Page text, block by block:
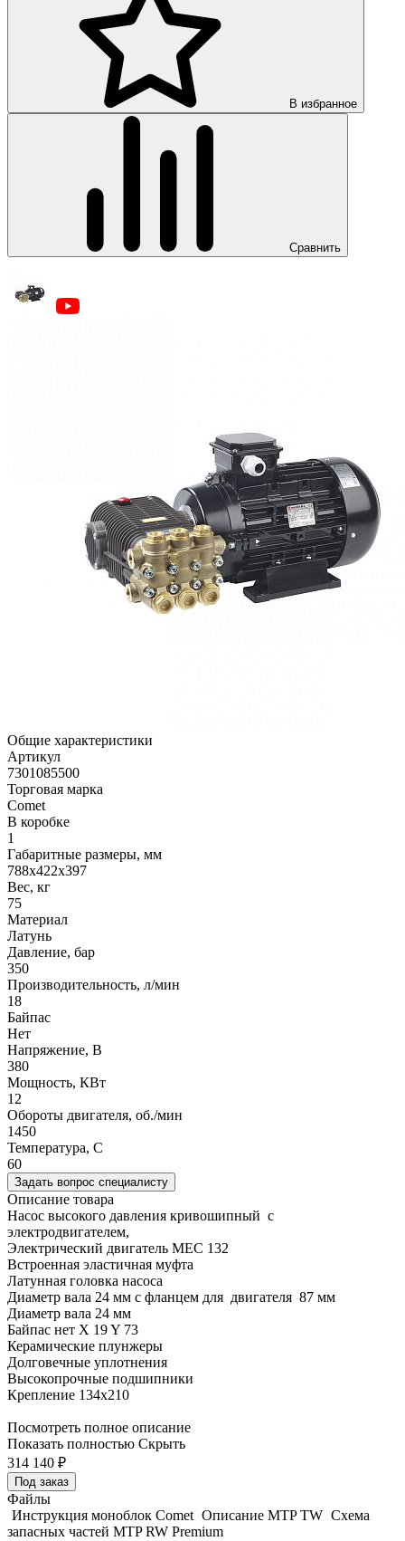
В избранное
Сравнить
Общие характеристики
Артикул
7301085500
Торговая марка
Comet
В коробке
1
Габаритные размеры, мм
788x422x397
Вес, кг
75
Материал
Латунь
Давление, бар
350
Производительность, л/мин
18
Байпас
Нет
Напряжение, В
380
Мощность, КВт
12
Обороты двигателя, об./мин
1450
Температура, C
60
Задать вопрос специалисту
Описание товара
Насос высокого давления кривошипный с
электродвигателем,
Электрический двигатель MEC 132
Встроенная эластичная муфта
Латунная головка насоса
Диаметр вала 24 мм с фланцем для двигателя 87 мм
Диаметр вала 24 мм
Байпас нет X 19 Y 73
Керамические плунжеры
Долговечные уплотнения
Высокопрочные подшипники
Крепление 134x210
Посмотреть полное описание
Показать полностью Скрыть
314 140 ₽
Под заказ
Файлы
Инструкция моноблок Comet Описание MTP TW Схема
запасных частей MTP RW Premium